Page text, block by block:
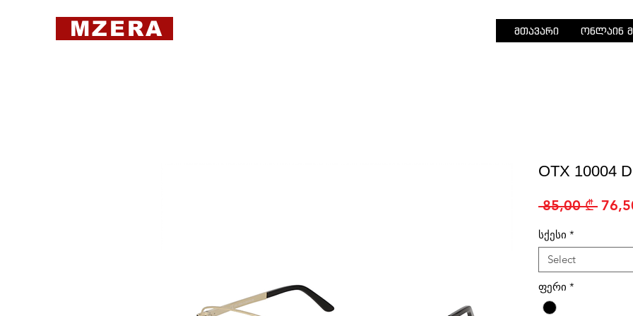
MZERA მთავარი ონლაინ
OTX 10004 D
85,00 ₾
სქესი *
Select
ფერი *